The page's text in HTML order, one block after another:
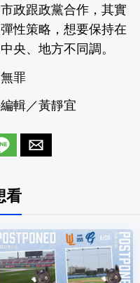
政跟政黨合作，其實
性策略，想要保持在
央、地方不同調。
罪
輯／黃靜宜
看